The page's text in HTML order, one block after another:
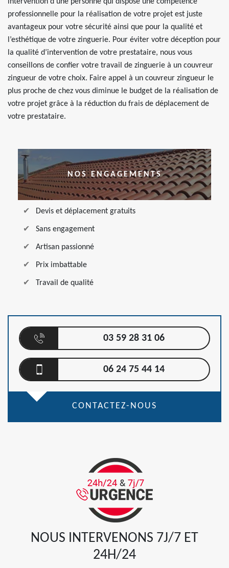
professionnelle pour la réalisation de votre projet est juste
avantageux pour votre sécurité ainsi que pour la qualité et
l’esthétique de votre zinguerie. Pour éviter votre déception pour
la qualité d’intervention de votre prestataire, nous vous
conseillons de confier votre travail de zinguerie à un couvreur
zingueur de votre choix. Faire appel à un couvreur zingueur le
plus proche de chez vous diminue le budget de la réalisation de
votre projet grâce à la réduction du frais de déplacement de
votre prestataire.
NOS ENGAGEMENTS
Devis et déplacement gratuits
Sans engagement
Artisan passionné
Prix imbattable
Travail de qualité
03 59 28 31 06
06 24 75 44 14
CONTACTEZ-NOUS
NOUS INTERVENONS 7J/7 ET
24H/24